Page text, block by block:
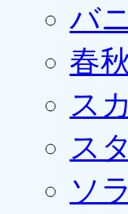
バ
春
ス
ス
ソ